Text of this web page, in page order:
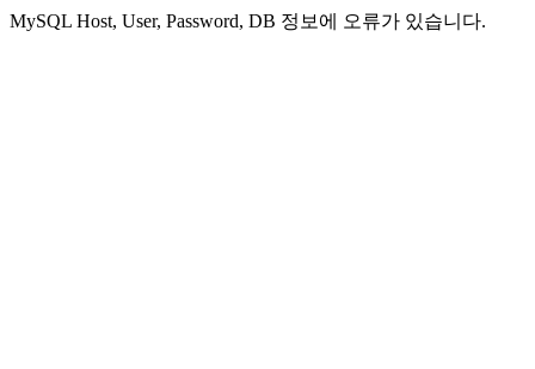
MySQL Host, User, Password, DB 정보에 오류가 있습니다.